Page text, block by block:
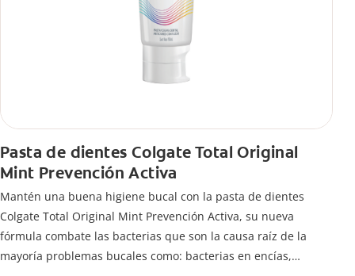
Pasta de dientes Colgate Total Original
Mint Prevención Activa
Mantén una buena higiene bucal con la pasta de dientes
Colgate Total Original Mint Prevención Activa, su nueva
fórmula combate las bacterias que son la causa raíz de la
mayoría problemas bucales como: bacterias en encías,